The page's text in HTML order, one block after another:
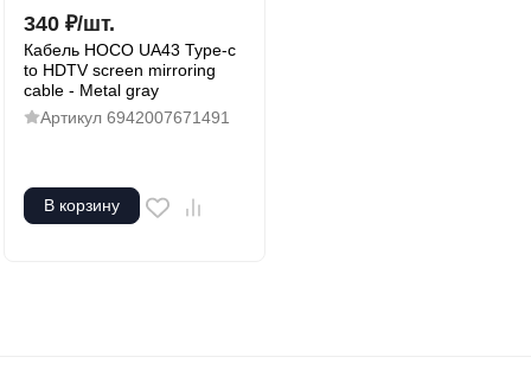
340 ₽/шт.
Кабель HOCO UA43 Type-c
to HDTV screen mirroring
cable - Metal gray
Артикул 6942007671491
В корзину